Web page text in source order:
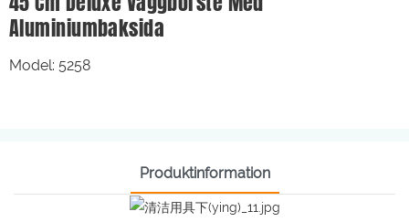
Aluminiumbaksida
Model: 5258
Produktinformation